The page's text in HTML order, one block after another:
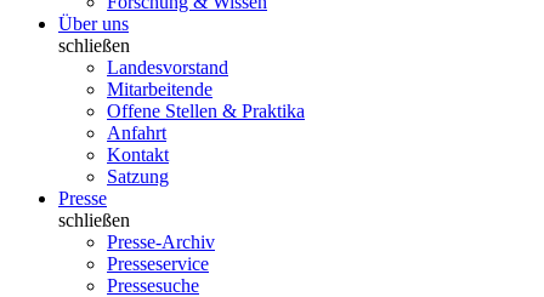
Über uns
schließen
Landesvorstand
Mitarbeitende
Offene Stellen & Praktika
Anfahrt
Kontakt
Satzung
Presse
schließen
Presse-Archiv
Presseservice
Pressesuche